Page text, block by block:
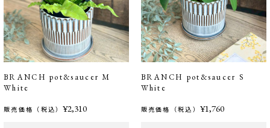
BRANCH pot&saucer M
White
販売価格（税込）¥2,310
BRANCH pot&saucer S
White
販売価格（税込） ¥1,760